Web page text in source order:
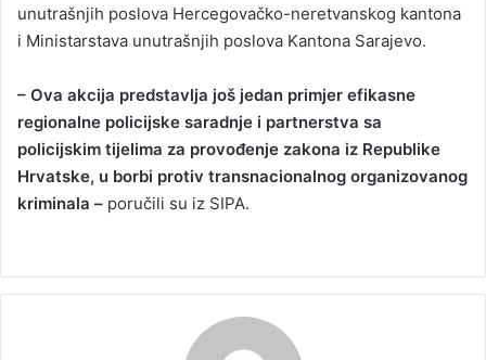
unutrašnjih poslova Hercegovačko-neretvanskog kantona
i Ministarstava unutrašnjih poslova Kantona Sarajevo.
– Ova akcija predstavlja još jedan primjer efikasne
regionalne policijske saradnje i partnerstva sa
policijskim tijelima za provođenje zakona iz Republike
Hrvatske, u borbi protiv transnacionalnog organizovanog
kriminala – poručili su iz SIPA.